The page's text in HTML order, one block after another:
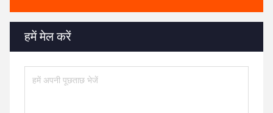
हमें मेल करें